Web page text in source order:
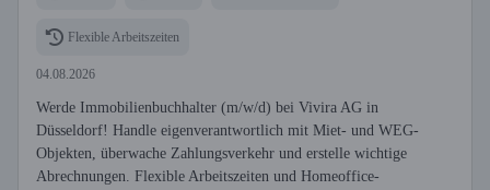
Flexible Arbeitszeiten
04.08.2026
Werde Immobilienbuchhalter (m/w/d) bei Vivira AG in
Düsseldorf! Handle eigenverantwortlich mit Miet- und WEG-
Objekten, überwache Zahlungsverkehr und erstelle wichtige
Abrechnungen. Flexible Arbeitszeiten und Homeoffice-